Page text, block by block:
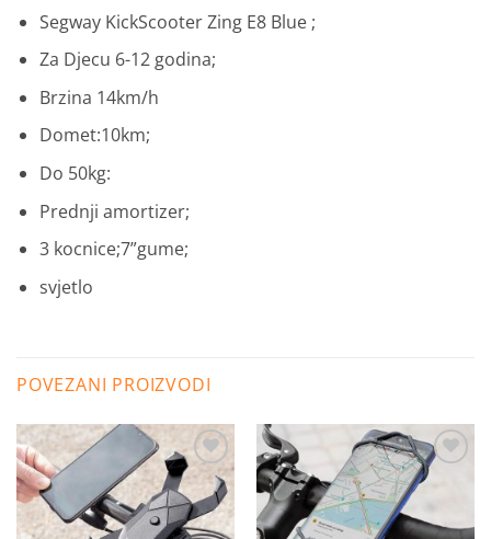
Segway KickScooter Zing E8 Blue ;
Za Djecu 6-12 godina;
Brzina 14km/h
Domet:10km;
Do 50kg:
Prednji amortizer;
3 kocnice;7”gume;
svjetlo
POVEZANI PROIZVODI
Dodaj
na
listu
želja
Dodaj
želja